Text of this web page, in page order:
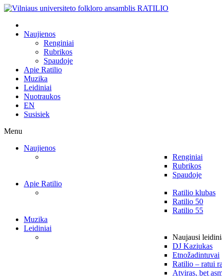
Naujienos
Renginiai
Rubrikos
Spaudoje
Apie Ratilio
Muzika
Leidiniai
Nuotraukos
EN
Susisiek
Menu
Naujienos
Renginiai
Rubrikos
Spaudoje
Apie Ratilio
Ratilio klubas
Ratilio 50
Ratilio 55
Muzika
Leidiniai
Naujausi
DJ Kaziukas
Etnožadintuvai
Ratilio – ratui
Atviras, bet